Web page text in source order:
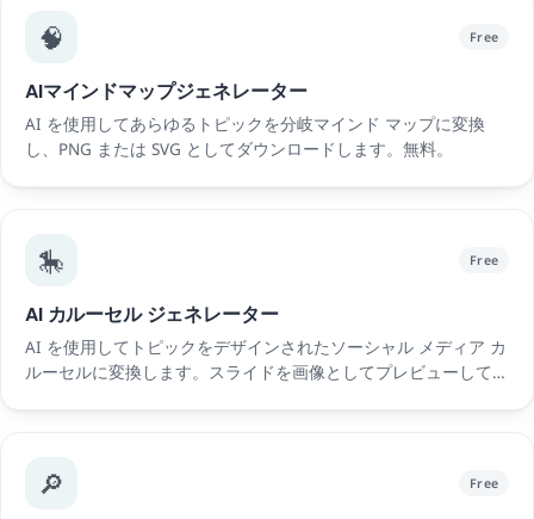
🧠 Free
AIマインドマップジェネレーター
AI を使用してあらゆるトピックを分岐マインド マップに変換
し、PNG または SVG としてダウンロードします。無料。
🎠 Free
AI カルーセル ジェネレーター
AI を使用してトピックをデザインされたソーシャル メディア カ
ルーセルに変換します。スライドを画像としてプレビューしてダ
🔎 Free